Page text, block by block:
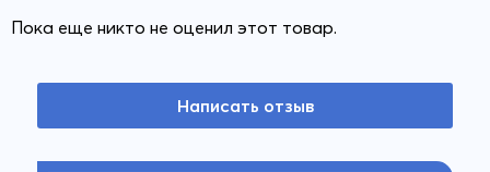
Пока еще никто не оценил этот товар.
Написать отзыв